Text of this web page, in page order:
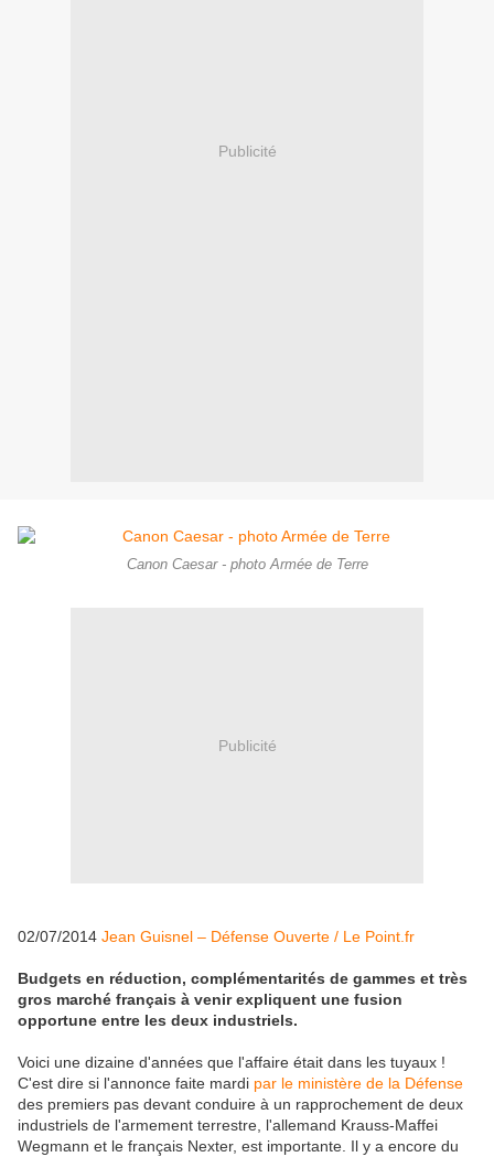
Publicité
Canon Caesar - photo Armée de Terre
Publicité
02/07/2014 Jean Guisnel – Défense Ouverte / Le Point.fr
Budgets en réduction, complémentarités de gammes et très
gros marché français à venir expliquent une fusion
opportune entre les deux industriels.
Voici une dizaine d'années que l'affaire était dans les tuyaux !
C'est dire si l'annonce faite mardi par le ministère de la Défense
des premiers pas devant conduire à un rapprochement de deux
industriels de l'armement terrestre, l'allemand Krauss-Maffei
Wegmann et le français Nexter, est importante. Il y a encore du